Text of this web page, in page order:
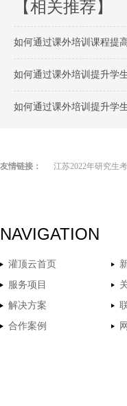
【相关推荐】
如何通过课外培训课程提
如何通过课外培训提升学
如何通过课外培训提升学
友情链接： 江苏2022年研究生
NAVIGATION
灌顶云首页
服务项目
解决方案
合作案例